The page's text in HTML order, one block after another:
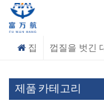
집 껍질을 벗긴
제품 카테고리